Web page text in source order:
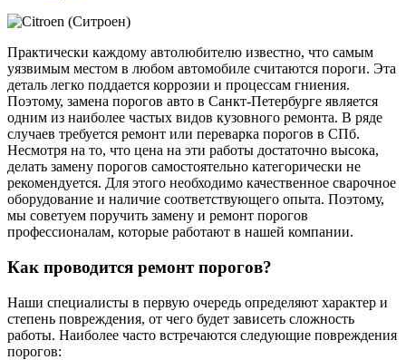
Практически каждому автолюбителю известно, что самым
уязвимым местом в любом автомобиле считаются пороги. Эта
деталь легко поддается коррозии и процессам гниения.
Поэтому, замена порогов авто в Санкт-Петербурге является
одним из наиболее частых видов кузовного ремонта. В ряде
случаев требуется ремонт или переварка порогов в СПб.
Несмотря на то, что цена на эти работы достаточно высока,
делать замену порогов самостоятельно категорически не
рекомендуется. Для этого необходимо качественное сварочное
оборудование и наличие соответствующего опыта. Поэтому,
мы советуем поручить замену и ремонт порогов
профессионалам, которые работают в нашей компании.
Как проводится ремонт порогов?
Наши специалисты в первую очередь определяют характер и
степень повреждения, от чего будет зависеть сложность
работы. Наиболее часто встречаются следующие повреждения
порогов: